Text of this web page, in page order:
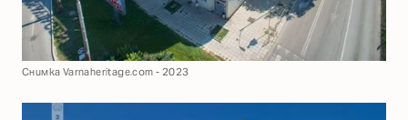
Снимка Varnaheritage.com - 2023